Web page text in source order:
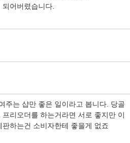
어버렸습니다.
주는 샵만 좋은 일이라고 봅니다. 당골
리오더를 하는거라면 서로 좋지만 이
하는건 소비자한테 좋을게 없죠